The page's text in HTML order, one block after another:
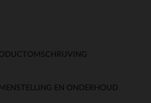
EN ONDERHOUD